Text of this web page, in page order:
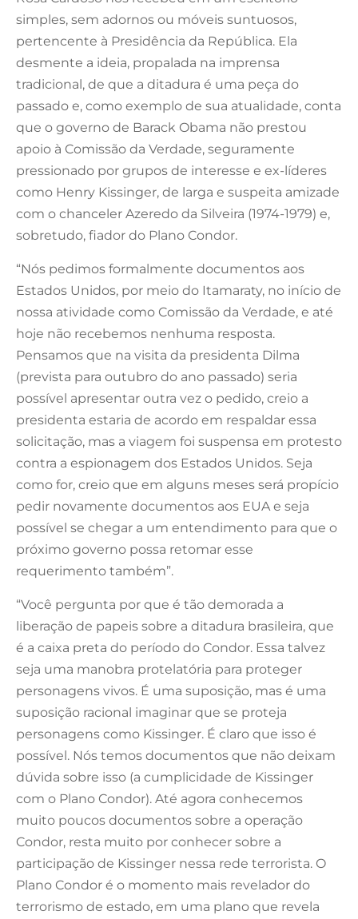
simples, sem adornos ou móveis suntuosos,
pertencente à Presidência da República. Ela
desmente a ideia, propalada na imprensa
tradicional, de que a ditadura é uma peça do
passado e, como exemplo de sua atualidade, conta
que o governo de Barack Obama não prestou
apoio à Comissão da Verdade, seguramente
pressionado por grupos de interesse e ex-líderes
como Henry Kissinger, de larga e suspeita amizade
com o chanceler Azeredo da Silveira (1974-1979) e,
sobretudo, fiador do Plano Condor.
“Nós pedimos formalmente documentos aos
Estados Unidos, por meio do Itamaraty, no início de
nossa atividade como Comissão da Verdade, e até
hoje não recebemos nenhuma resposta.
Pensamos que na visita da presidenta Dilma
(prevista para outubro do ano passado) seria
possível apresentar outra vez o pedido, creio a
presidenta estaria de acordo em respaldar essa
solicitação, mas a viagem foi suspensa em protesto
contra a espionagem dos Estados Unidos. Seja
como for, creio que em alguns meses será propício
pedir novamente documentos aos EUA e seja
possível se chegar a um entendimento para que o
próximo governo possa retomar esse
requerimento também”.
“Você pergunta por que é tão demorada a
liberação de papeis sobre a ditadura brasileira, que
é a caixa preta do período do Condor. Essa talvez
seja uma manobra protelatória para proteger
personagens vivos. É uma suposição, mas é uma
suposição racional imaginar que se proteja
personagens como Kissinger. É claro que isso é
possível. Nós temos documentos que não deixam
dúvida sobre isso (a cumplicidade de Kissinger
com o Plano Condor). Até agora conhecemos
muito poucos documentos sobre a operação
Condor, resta muito por conhecer sobre a
participação de Kissinger nessa rede terrorista. O
Plano Condor é o momento mais revelador do
terrorismo de estado, em uma plano que revela